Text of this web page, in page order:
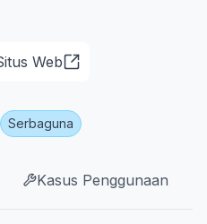
Web
Serbaguna
Kasus Penggunaan